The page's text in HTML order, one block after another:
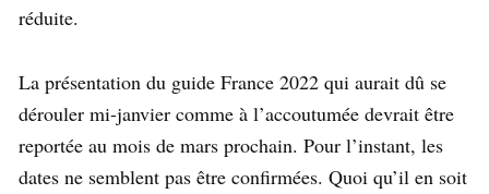
réduite.
La présentation du guide France 2022 qui aurait dû se
dérouler mi-janvier comme à l’accoutumée devrait être
reportée au mois de mars prochain. Pour l’instant, les
dates ne semblent pas être confirmées. Quoi qu’il en soit